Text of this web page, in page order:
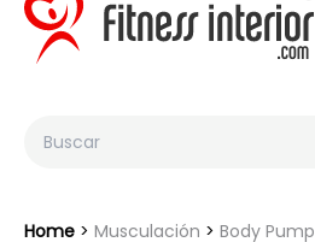
Home Musculación Body Pump